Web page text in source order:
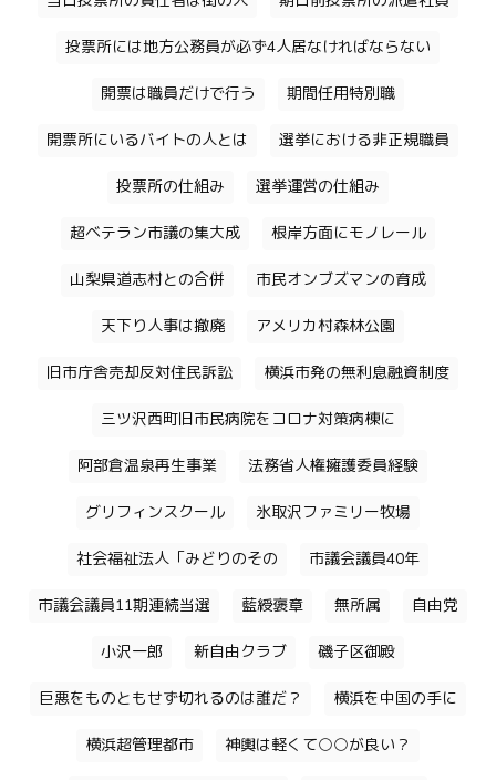
投票所には地方公務員が必ず4人居なければならない
開票は職員だけで行う 期間任用特別職
開票所にいるバイトの人とは 選挙における非正規職員
投票所の仕組み 選挙運営の仕組み
超ベテラン市議の集大成 根岸方面にモノレール
山梨県道志村との合併 市民オンブズマンの育成
天下り人事は撤廃 アメリカ村森林公園
旧市庁舎売却反対住民訴訟 横浜市発の無利息融資制度
三ツ沢西町旧市民病院をコロナ対策病棟に
阿部倉温泉再生事業 法務省人権擁護委員経験
グリフィンスクール 氷取沢ファミリー牧場
社会福祉法人「みどりのその 市議会議員40年
市議会議員11期連続当選 藍綬褒章 無所属 自由党
小沢一郎 新自由クラブ 磯子区御殿
巨悪をものともせず切れるのは誰だ？ 横浜を中国の手に
横浜超管理都市 神輿は軽くて○○が良い？